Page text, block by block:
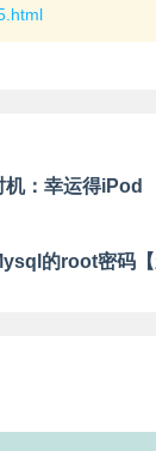
机：幸运得iPod
的root密码